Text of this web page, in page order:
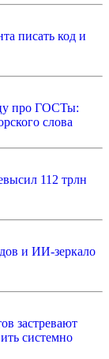
писать код и
про ГОСТы:
слова
112 трлн
и ИИ-зеркало
застревают
системно